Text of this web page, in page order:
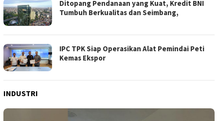
Ditopang Pendanaan yang Kuat, Kredit BNI
Tumbuh Berkualitas dan Seimbang,
IPC TPK Siap Operasikan Alat Pemindai Peti
Kemas Ekspor
INDUSTRI